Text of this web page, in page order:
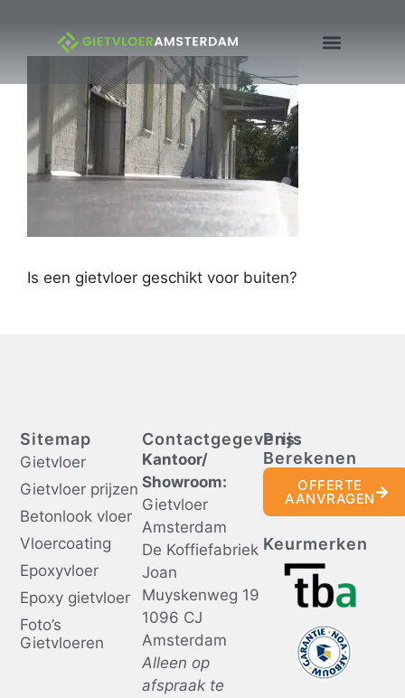
Is een gietvloer geschikt voor buiten?
Sitemap
Gietvloer
Gietvloer prijzen
Betonlook vloer
Vloercoating
Epoxyvloer
Epoxy gietvloer
Foto’s
Gietvloeren
Contactgegevens:
Kantoor/
Showroom:
Gietvloer
Amsterdam
De Koffiefabriek
Joan
Muyskenweg 19
1096 CJ
Amsterdam
Alleen op
afspraak te
Prijs
Berekenen
OFFERTE
AANVRAGEN
Keurmerken